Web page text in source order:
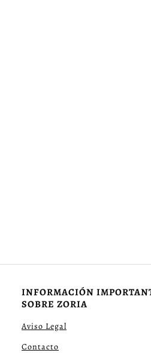
INFORMACIÓN
SOBRE ZORIA
Aviso Legal
Contacto